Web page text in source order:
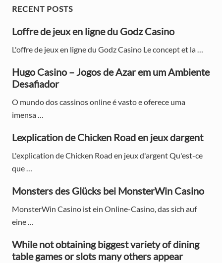
o
t
P
s
:
P
r
i
m
a
r
y
S
i
d
e
b
r
RECENT POSTS
Loffre de jeux en ligne du Godz Casino
L'offre de jeux en ligne du Godz Casino Le concept et la …
Hugo Casino – Jogos de Azar em um Ambiente
Desafiador
O mundo dos cassinos online é vasto e oferece uma
imensa …
Lexplication de Chicken Road en jeux dargent
L'explication de Chicken Road en jeux d'argent Qu'est-ce
que …
Monsters des Glücks bei MonsterWin Casino
MonsterWin Casino ist ein Online-Casino, das sich auf
eine …
While not obtaining biggest variety of dining
table games or slots many others appear